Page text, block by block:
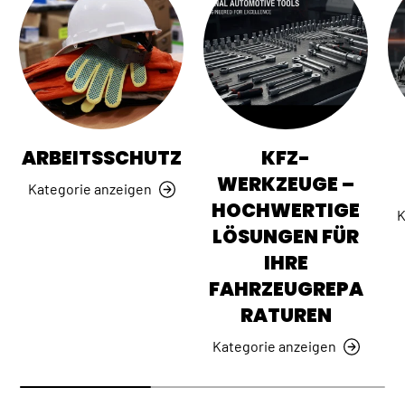
ARBEITSSCHUTZ
Kategorie anzeigen
KFZ-
WERKZEUGE –
HOCHWERTIGE
LÖSUNGEN FÜR
IHRE
FAHRZEUGREPA
RATUREN
Kategorie anzeigen